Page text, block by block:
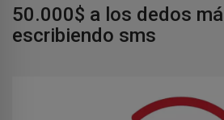
50.000$ a los dedos
escribiendo sms